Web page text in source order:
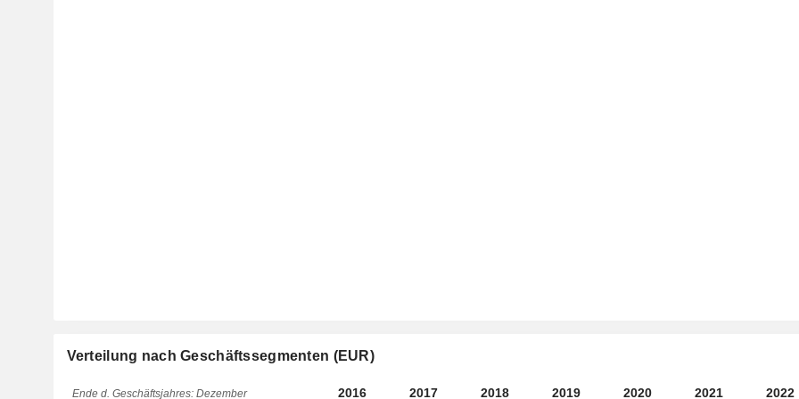
Verteilung nach Geschäftssegmenten (EUR)
Ende d. Geschäftsjahres: Dezember 2016 2017 2018 2019 2020 2021 2022